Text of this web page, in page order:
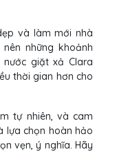
và làm mới nhà
những khoảnh
giặt xả Clara
thời gian hơn cho
tự nhiên, và cam
lựa chọn hoàn hảo
vẹn, ý nghĩa. Hãy